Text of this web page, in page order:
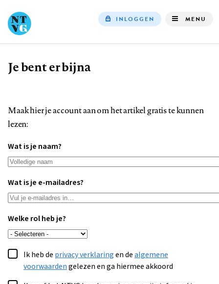
INLOGGEN MENU
Kruimelpad
Je bent er bijna
Maak hier je account aan om het artikel gratis te kunnen
lezen:
Wat is je naam?
Wat is je e-mailadres?
Welke rol heb je?
Ik heb de privacy verklaringen dealgemene
voorwaardengelezen en ga hiermee akkoord